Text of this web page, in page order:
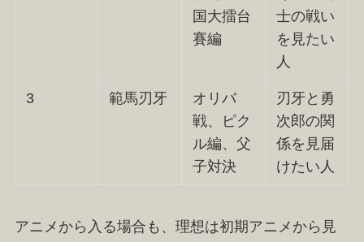
国大擂台
賽編
士の戦い
を見たい
人
3 範馬刃牙
オリバ
戦、ピク
ル編、父
子対決
刃牙と勇
次郎の関
係を見届
けたい人
アニメから入る場合も、理想は初期アニメから見